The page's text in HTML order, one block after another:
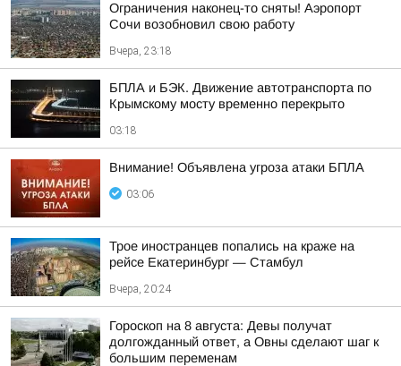
Ограничения наконец-то сняты! Аэропорт
Сочи возобновил свою работу
Вчера, 23:18
БПЛА и БЭК. Движение автотранспорта по
Крымскому мосту временно перекрыто
03:18
Внимание! Объявлена угроза атаки БПЛА
03:06
Трое иностранцев попались на краже на
рейсе Екатеринбург — Стамбул
Вчера, 20:24
Гороскоп на 8 августа: Девы получат
долгожданный ответ, а Овны сделают шаг к
большим переменам